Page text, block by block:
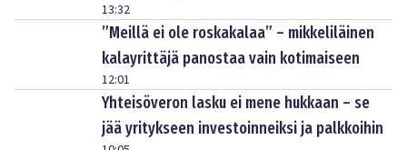
13:32
”Meillä ei ole roskakalaa” – mikkeliläinen
kalayrittäjä panostaa vain kotimaiseen
12:01
Yhteisöveron lasku ei mene hukkaan – se
jää yritykseen investoinneiksi ja palkkoihin